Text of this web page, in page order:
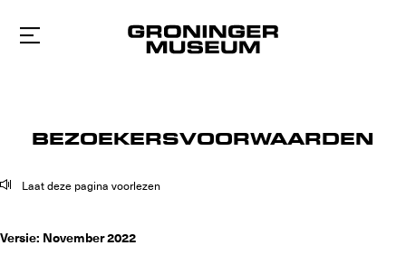
Naar
hoofdinhoud
BEZOEKERSVOORWAARDEN
Laat deze pagina voorlezen
Versie: November 2022